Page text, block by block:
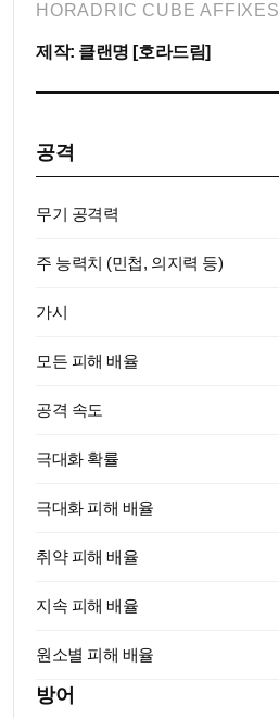
HORADRIC CUBE AFFIXES
제작: 클랜명 [호라드림]
공격
무기 공격력
주 능력치 (민첩, 의지력 등)
가시
모든 피해 배율
공격 속도
극대화 확률
극대화 피해 배율
취약 피해 배율
지속 피해 배율
원소별 피해 배율
방어